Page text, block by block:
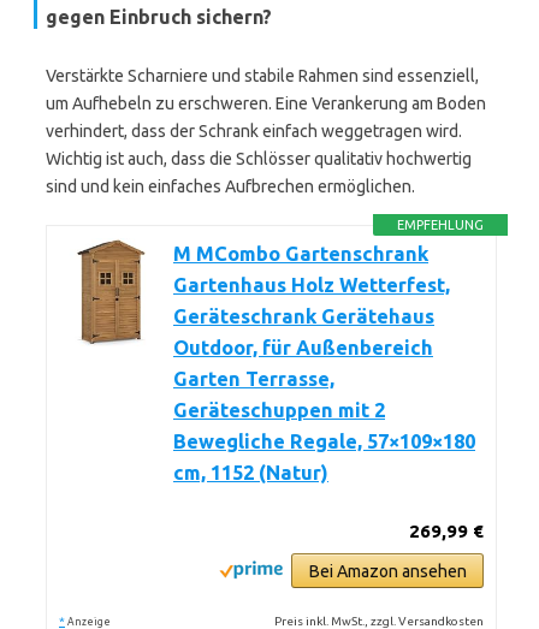
gegen Einbruch sichern?
Verstärkte Scharniere und stabile Rahmen sind essenziell,
um Aufhebeln zu erschweren. Eine Verankerung am Boden
verhindert, dass der Schrank einfach weggetragen wird.
Wichtig ist auch, dass die Schlösser qualitativ hochwertig
sind und kein einfaches Aufbrechen ermöglichen.
EMPFEHLUNG
M MCombo Gartenschrank
Gartenhaus Holz Wetterfest,
Geräteschrank Gerätehaus
Outdoor, für Außenbereich
Garten Terrasse,
Geräteschuppen mit 2
Bewegliche Regale, 57×109×180
cm, 1152 (Natur)
269,99 €
Bei Amazon ansehen
* Anzeige Preis inkl. MwSt., zzgl. Versandkosten